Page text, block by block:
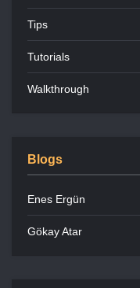
Tips
Tutorials
Walkthrough
Blogs
Enes Ergün
Gökay Atar